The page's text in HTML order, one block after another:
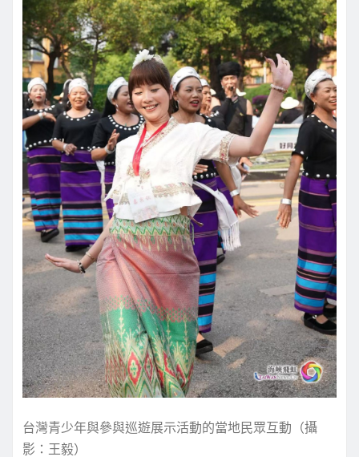
台灣青少年與參與巡遊展示活動的當地民眾互動（攝
影：王毅）